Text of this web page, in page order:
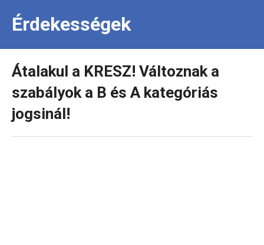
Érdekességek
Átalakul a KRESZ! Változnak a
szabályok a B és A kategóriás
jogsinál!